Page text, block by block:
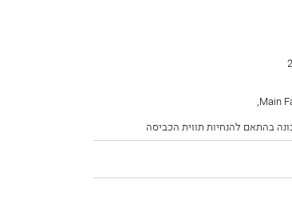
בהתאם להנחיות תווית הכביסה2040789010169C1